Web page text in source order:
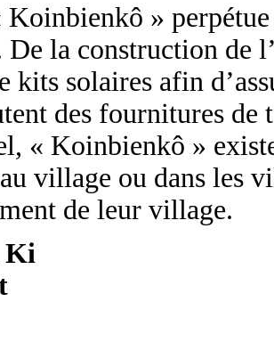
»
la construction de
kits solaires afin
des fournitures
« Koinbienkô »
village ou dans les
de leur village.
Ki